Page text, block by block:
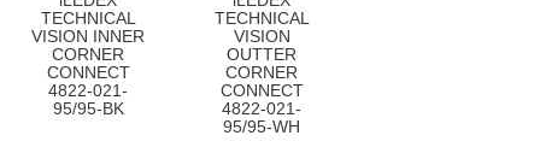
TECHNICAL
VISION INNER
CORNER
CONNECT
4822-021-
95/95-BK
TECHNICAL
VISION
OUTTER
CORNER
CONNECT
4822-021-
95/95-WH